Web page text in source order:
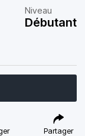
Niveau
Débutant
Partager